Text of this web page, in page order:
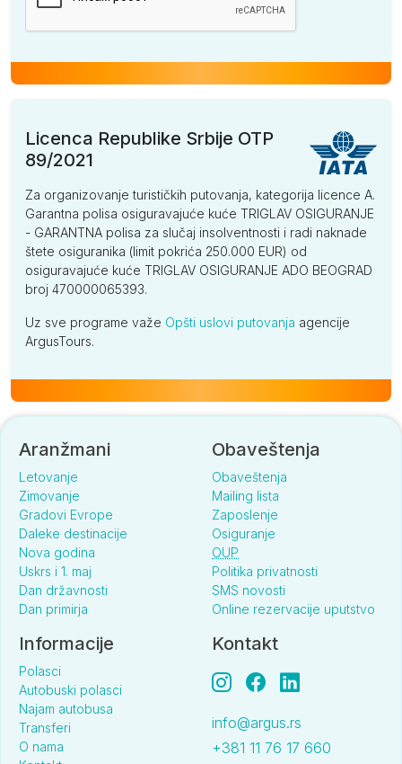
Licenca Republike Srbije OTP
89/2021
Za organizovanje turističkih putovanja, kategorija licence A.
Garantna polisa osiguravajuće kuće TRIGLAV OSIGURANJE
- GARANTNA polisa za slučaj insolventnosti i radi naknade
štete osiguranika (limit pokrića 250.000 EUR) od
osiguravajuće kuće TRIGLAV OSIGURANJE ADO BEOGRAD
broj 470000065393.
Uz sve programe važe Opšti uslovi putovanja agencije
ArgusTours.
Aranžmani
Letovanje
Zimovanje
Gradovi Evrope
Daleke destinacije
Nova godina
Uskrs i 1. maj
Dan državnosti
Dan primirja
Obaveštenja
Obaveštenja
Mailing lista
Zaposlenje
Osiguranje
OUP
Politika privatnosti
SMS novosti
Online rezervacije uputstvo
Informacije
Polasci
Autobuski polasci
Najam autobusa
Transferi
O nama
Kontakt
info@argus.rs
+381 11 76 17 660